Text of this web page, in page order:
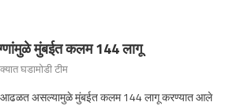
मुंबईत कलम 144 लागू
घडामोडी टीम
आढळत असल्यामुळे मुंबईत कलम 144 लागू करण्यात आले